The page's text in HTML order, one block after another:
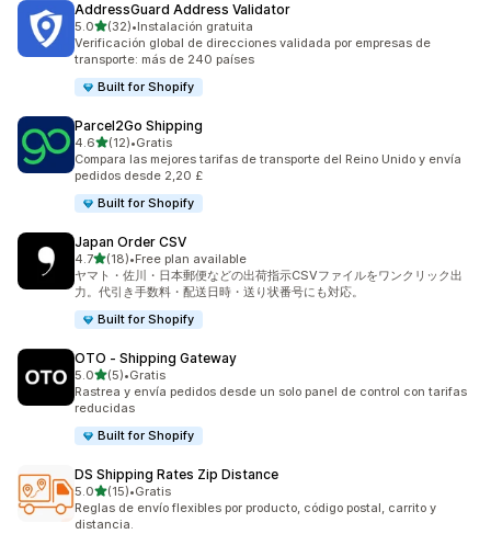
AddressGuard Address Validator
5.0de 5 estrellas
(32)
32 reseñas en total
•Instalación gratuita
Verificación global de direcciones validada por empresas de
transporte: más de 240 países
Built for Shopify
Parcel2Go Shipping
4.6de 5 estrellas
(12)
12 reseñas en total
•Gratis
Compara las mejores tarifas de transporte del Reino Unido y envía
pedidos desde 2,20 £
Built for Shopify
Japan Order CSV
4.7de 5 estrellas
(18)
18 reseñas en total
•Free plan available
ヤマト・佐川・日本郵便などの出荷指示CSVファイルをワンクリック出
力。代引き手数料・配送日時・送り状番号にも対応。
Built for Shopify
OTO ‑ Shipping Gateway
5.0de 5 estrellas
(5)
5 reseñas en total
•Gratis
Rastrea y envía pedidos desde un solo panel de control con tarifas
reducidas
Built for Shopify
DS Shipping Rates Zip Distance
5.0de 5 estrellas
(15)
15 reseñas en total
•Gratis
Reglas de envío flexibles por producto, código postal, carrito y
distancia.